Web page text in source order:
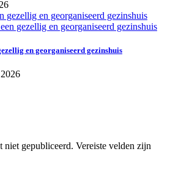
gezellig en georganiseerd gezinshuis
en georganiseerd gezinshuis
niet gepubliceerd. Vereiste velden zijn